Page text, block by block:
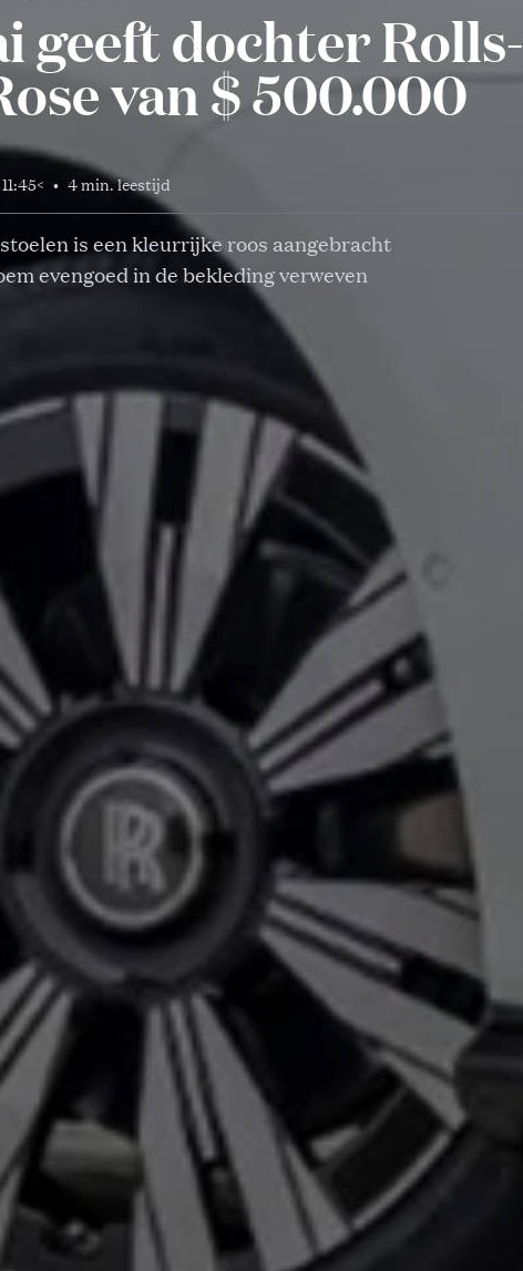
geeft dochter Rolls-
van $ 500.000
< • 4 min. leestijd
is een kleurrijke roos aangebracht
evengoed in de bekleding verweven